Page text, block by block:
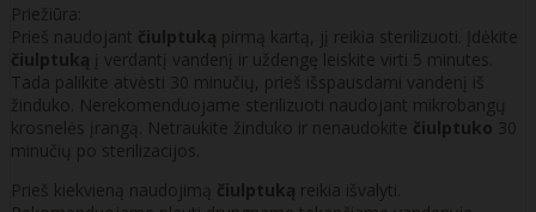
Priežiūra:
Prieš naudojant čiulptuką pirmą kartą, jį reikia sterilizuoti. Įdėkite
čiulptuką į verdantį vandenį ir uždengę leiskite virti 5 minutes.
Tada palikite atvėsti 30 minučių, prieš išspausdami vandenį iš
žinduko. Nerekomenduojame sterilizuoti naudojant mikrobangų
krosnelės įrangą. Netraukite žinduko ir nenaudokite čiulptuko 30
minučių po sterilizacijos.
Prieš kiekvieną naudojimą čiulptuką reikia išvalyti.